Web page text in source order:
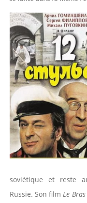
soviétique et reste
Russie. Son filmLe